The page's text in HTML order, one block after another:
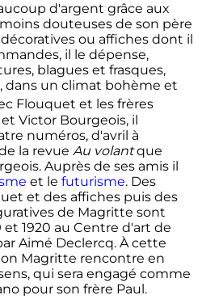
d'argent grâce aux
douteuses de son père
ou affiches dont il
il le dépense,
blagues et frasques,
dans un climat bohème et
Flouquet et les frères
Victor Bourgeois, il
numéros, d'avril à
la revue Au volantque
Auprès de ses amis il
et le futurisme. Des
et des affiches puis des
de Magritte sont
et 1920 au Centre d'art de
Aimé Declercq. À cette
Magritte rencontre en
qui sera engagé comme
pour son frère Paul.